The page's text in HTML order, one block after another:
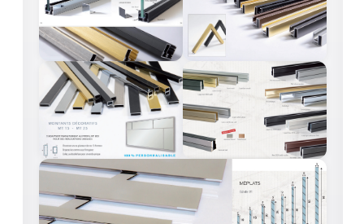
DOUBLE VITRAGE
ACCESSOIRES & QUINCAILLERIE
CATALOGUE DE PROFILS ET FIXATION DU
VERRE
LES FIXATIONS POUR MIROIR
LES PROFILS PAROI DE VERRE